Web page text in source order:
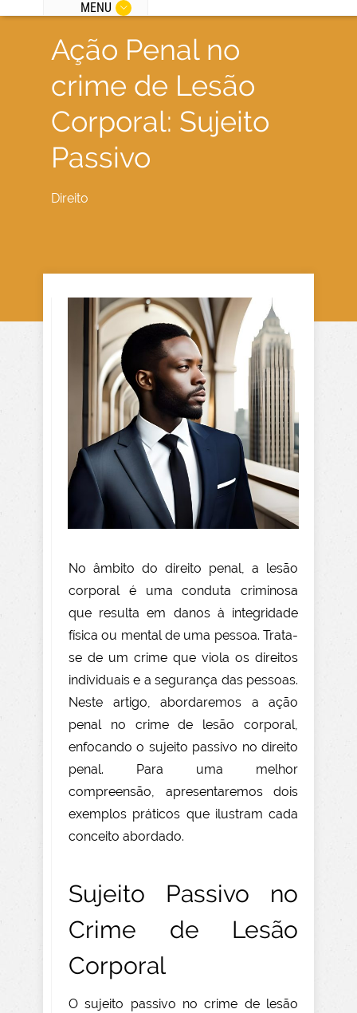
MENU
Ação Penal no
crime de Lesão
Corporal: Sujeito
Passivo
Direito
No âmbito do direito penal, a lesão
corporal é uma conduta criminosa
que resulta em danos à integridade
física ou mental de uma pessoa. Trata-
se de um crime que viola os direitos
individuais e a segurança das pessoas.
Neste artigo, abordaremos a ação
penal no crime de lesão corporal,
enfocando o sujeito passivo no direito
penal. Para uma melhor
compreensão, apresentaremos dois
exemplos práticos que ilustram cada
conceito abordado.
Sujeito Passivo no
Crime de Lesão
Corporal
O sujeito passivo no crime de lesão